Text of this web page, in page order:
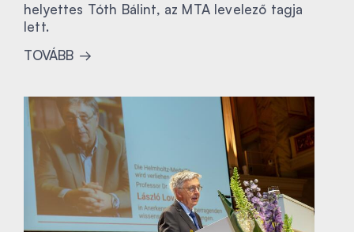
helyettes Tóth Bálint, az MTA levelező tagja
lett.
TOVÁBB